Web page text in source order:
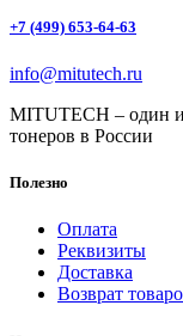
+7 (499) 653-64-63
info@mitutech.ru
MITUTECH – один
тонеров в России
Полезно
Оплата
Реквизиты
Доставка
Возврат